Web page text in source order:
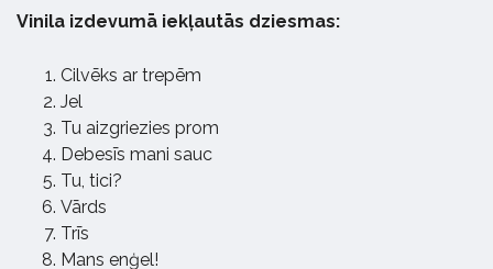
Vinila izdevumā iekļautās dziesmas:
Cilvēks ar trepēm
Jel
Tu aizgriezies prom
Debesīs mani sauc
Tu, tici?
Vārds
Trīs
Mans enģel!